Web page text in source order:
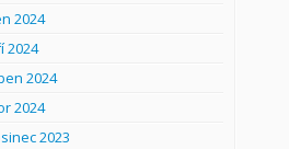
2024
2024
2024
2024
2023